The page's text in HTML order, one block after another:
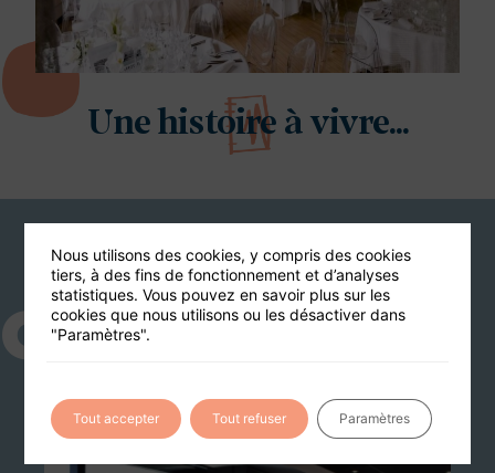
Une histoire à vivre...
Vous aimerez aussi
G17
Nous utilisons des cookies, y compris des cookies
tiers, à des fins de fonctionnement et d’analyses
statistiques. Vous pouvez en savoir plus sur les
cookies que nous utilisons ou les désactiver dans
"Paramètres".
Tout accepter Tout refuser Paramètres